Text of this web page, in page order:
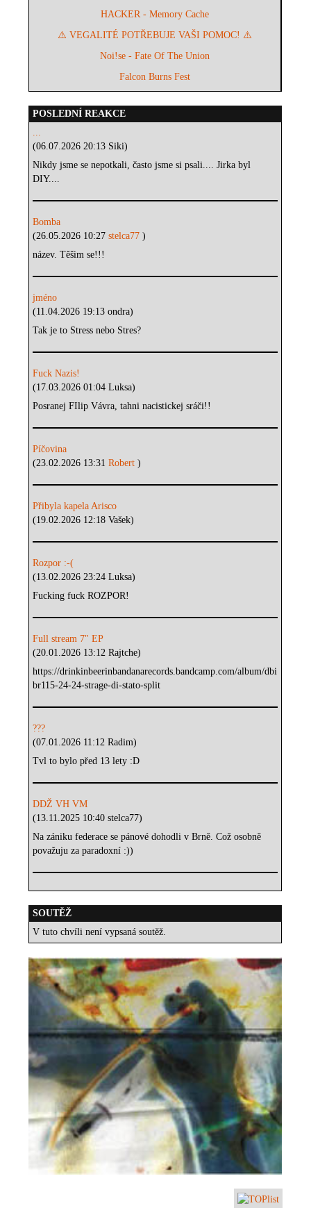
HACKER - Memory Cache
⚠️ VEGALITÉ POTŘEBUJE VAŠI POMOC! ⚠️
Noi!se - Fate Of The Union
Falcon Burns Fest
POSLEDNÍ REAKCE
...
(06.07.2026 20:13 Siki)
Nikdy jsme se nepotkali, často jsme si psali.... Jirka byl
DIY....
Bomba
(26.05.2026 10:27stelca77)
název. Těšim se!!!
jméno
(11.04.2026 19:13 ondra)
Tak je to Stress nebo Stres?
Fuck Nazis!
(17.03.2026 01:04 Luksa)
Posranej FIlip Vávra, tahni nacistickej sráči!!
Píčovina
(23.02.2026 13:31Robert)
Přibyla kapela Arisco
(19.02.2026 12:18 Vašek)
Rozpor :-(
(13.02.2026 23:24 Luksa)
Fucking fuck ROZPOR!
Full stream 7" EP
(20.01.2026 13:12 Rajtche)
https://drinkinbeerinbandanarecords.bandcamp.com/album/dbi
br115-24-24-strage-di-stato-split
???
(07.01.2026 11:12 Radim)
Tvl to bylo před 13 lety :D
DDŽ VH VM
(13.11.2025 10:40 stelca77)
Na zániku federace se pánové dohodli v Brně. Což osobně
považuju za paradoxní :))
SOUTĚŽ
V tuto chvíli není vypsaná soutěž.